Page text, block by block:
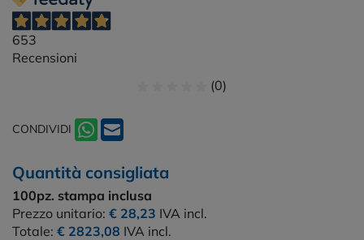
653
Recensioni
(0)
CONDIVIDI
Quantità consigliata
100pz. stampa inclusa
Prezzo unitario: € 28,23 IVA incl.
Totale: € 2823,08 IVA incl.